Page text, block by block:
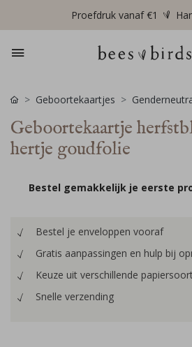
Proefdruk vanaf €1
Geboortekaartjes
Geboortekaartje
hertje goudfolie
Bestel gemakkelijk je eerste
Bestel je enveloppen vooraf
Gratis aanpassingen en hulp bij
Keuze uit verschillende
Snelle verzending